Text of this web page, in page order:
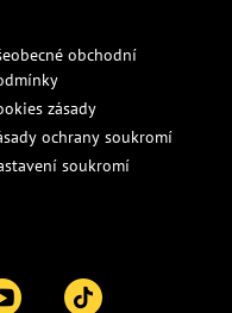
obchodní
zásady
ochrany soukromí
soukromí